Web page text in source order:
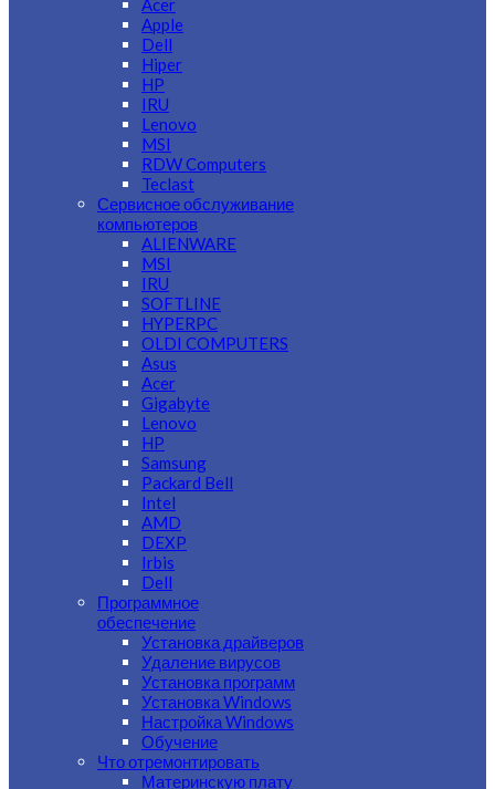
Acer
Apple
Dell
Hiper
HP
IRU
Lenovo
MSI
RDW Computers
Teclast
Сервисное обслуживание
компьютеров
ALIENWARE
MSI
IRU
SOFTLINE
HYPERPC
OLDI COMPUTERS
Asus
Acer
Gigabyte
Lenovo
HP
Samsung
Packard Bell
Intel
AMD
DEXP
Irbis
Dell
Программное
обеспечение
Установка драйверов
Удаление вирусов
Установка программ
Установка Windows
Настройка Windows
Обучение
Что отремонтировать
Материнскую плату